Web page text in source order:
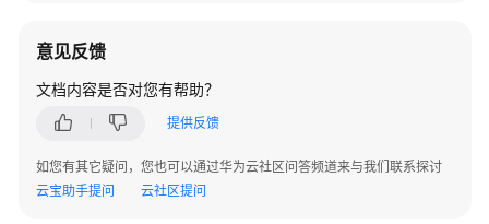
推
理
模
意见反馈
文档内容是否对您有帮助？
提供反馈
如您有其它疑问，您也可以通过华为云社区问答频道来与我们联系探讨
云宝助手提问
云社区提问